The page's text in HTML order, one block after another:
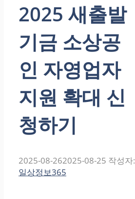
2025 새출발
기금 소상공
인 자영업자
지원 확대 신
청하기
2025-08-262025-08-25 작성자:
일상정보365